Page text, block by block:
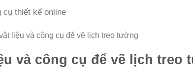
cụ thiết kế online
và công cụ để vẽ lịch treo